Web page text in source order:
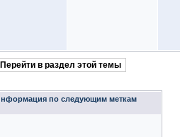
Перейти в раздел этой темы
по следующим меткам